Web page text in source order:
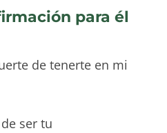
para él
de tenerte en mi
ser tu